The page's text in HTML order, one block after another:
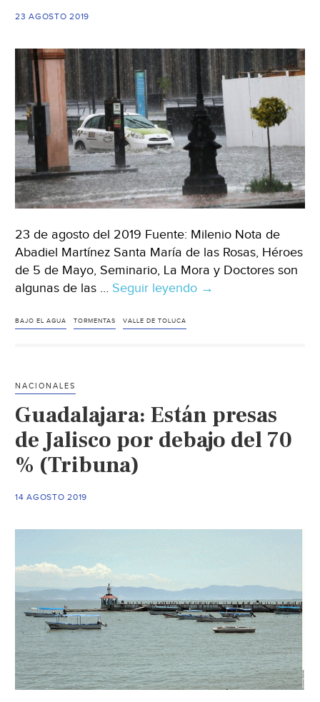
(Excelsior)
23 AGOSTO 2019
23 de agosto del 2019 Fuente: Milenio Nota de
Abadiel Martínez Santa María de las Rosas, Héroes
de 5 de Mayo, Seminario, La Mora y Doctores son
algunas de las … Seguir leyendo Toluca:
→
BAJO EL AGUA TORMENTAS VALLE DE TOLUCA
NACIONALES
Guadalajara: Están presas
de Jalisco por debajo del 70
% (Tribuna)
14 AGOSTO 2019